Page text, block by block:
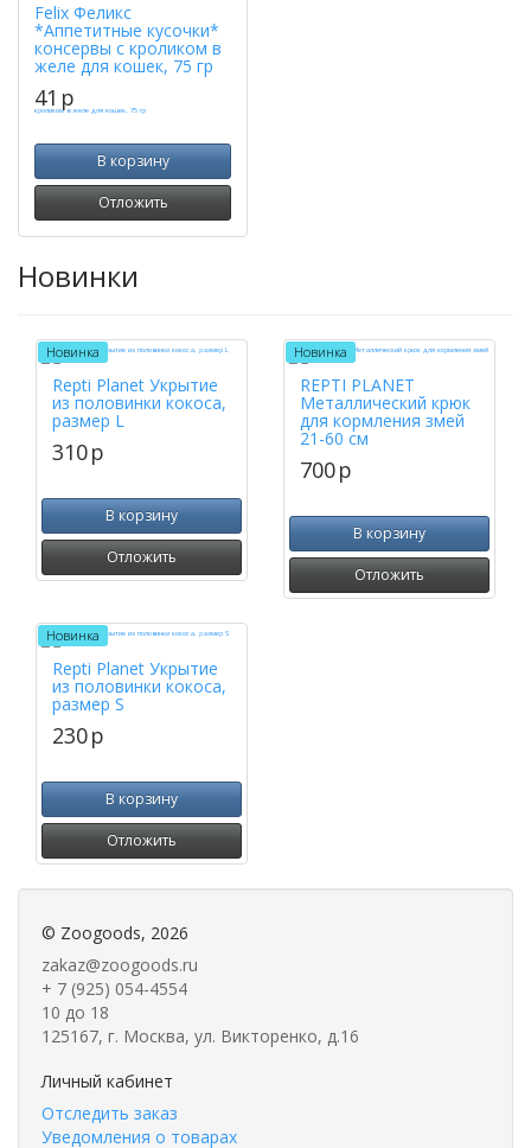
Felix Феликс
*Аппетитные кусочки*
консервы с кроликом в
желе для кошек, 75 гр
41 p
В корзину
Отложить
Новинки
Новинка
Repti Planet Укрытие
из половинки кокоса,
размер L
310p
В корзину
Отложить
Новинка
REPTI PLANET
Металлический крюк
для кормления змей
21-60 см
700p
В корзину
Отложить
Новинка
Repti Planet Укрытие
из половинки кокоса,
размер S
230p
В корзину
Отложить
© Zoogoods, 2026
zakaz@zoogoods.ru
+ 7 (925) 054-4554
10 до 18
125167, г. Москва, ул. Викторенко, д.16
Личный кабинет
Отследить заказ
Уведомления о товарах